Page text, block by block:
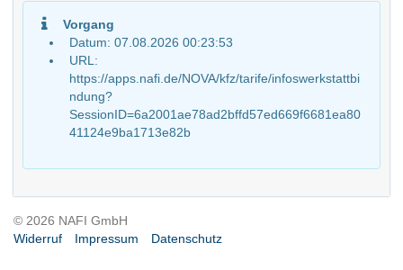
Vorgang
Datum: 07.08.2026 00:23:53
URL:
https://apps.nafi.de/NOVA/kfz/tarife/infoswerkstattbi
ndung?
SessionID=6a2001ae78ad2bffd57ed669f6681ea80
41124e9ba1713e82b
© 2026 NAFI GmbH
Widerruf
Impressum Datenschutz